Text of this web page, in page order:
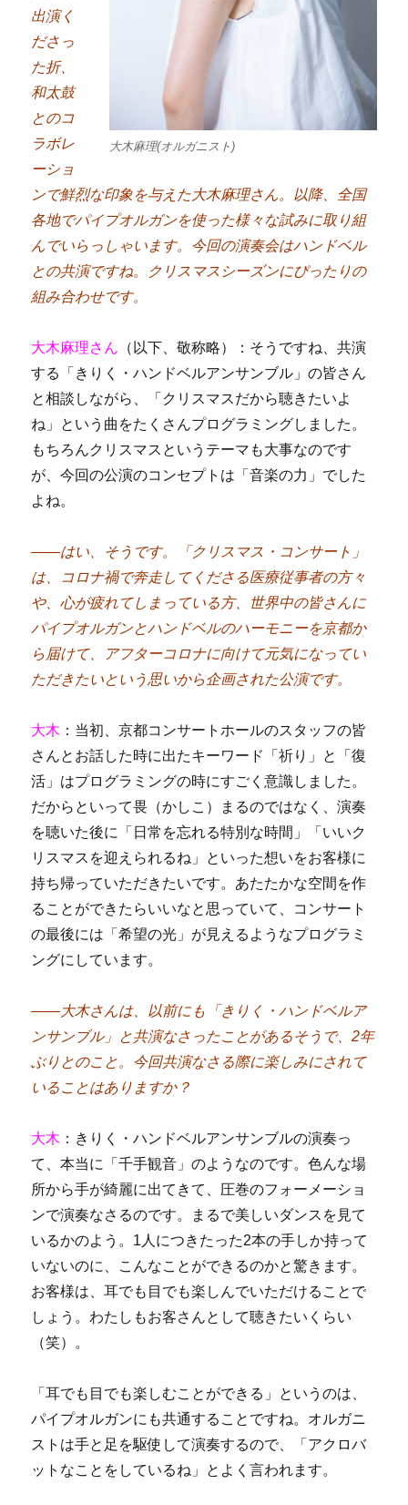
大木麻理(オルガニスト)
出演く
ださっ
た折、
和太鼓
とのコ
ラボレ
ーショ
ンで鮮烈な印象を与えた大木麻理さん。以降、全国
各地でパイプオルガンを使った様々な試みに取り組
んでいらっしゃいます。 今回の演奏会はハンドベル
との共演ですね。クリスマスシーズンにぴったりの
組み合わせです。
大木麻理さん （以下、敬称略）：そうですね、共演
する「きりく・ハンドベルアンサンブル」の皆さん
と相談しながら、「クリスマスだから聴きたいよ
ね」という曲をたくさんプログラミングしました。
もちろんクリスマスというテーマも大事なのです
が、今回の公演のコンセプトは「音楽の力」でした
よね。
――はい、そうです。「クリスマス・コンサート」
は、コロナ禍で奔走してくださる医療従事者の方々
や、心が疲れてしまっている方、世界中の皆さんに
パイプオルガンとハンドベルのハーモニーを京都か
ら届けて、アフターコロナに向けて元気になってい
ただきたいという思いから企画された公演です。
大木 ：当初、京都コンサートホールのスタッフの皆
さんとお話した時に出たキーワード「祈り」と「復
活」はプログラミングの時にすごく意識しました。
だからといって畏（かしこ）まるのではなく、演奏
を聴いた後に「日常を忘れる特別な時間」「いいク
リスマスを迎えられるね」といった想いをお客様に
持ち帰っていただきたいです。あたたかな空間を作
ることができたらいいなと思っていて、コンサート
の最後には「希望の光」が見えるようなプログラミ
ングにしています。
――大木さんは、以前にも「きりく・ハンドベルア
ンサンブル」と共演なさったことがあるそうで、2年
ぶりとのこと。今回共演なさる際に楽しみにされて
いることはありますか？
大木 ：きりく・ハンドベルアンサンブルの演奏っ
て、本当に「千手観音」のようなのです。色んな場
所から手が綺麗に出てきて、圧巻のフォーメーショ
ンで演奏なさるのです。まるで美しいダンスを見て
いるかのよう。1人につきたった2本の手しか持って
いないのに、こんなことができるのかと驚きます。
お客様は、耳でも目でも楽しんでいただけることで
しょう。わたしもお客さんとして聴きたいくらい
（笑）。
「耳でも目でも楽しむことができる」というのは、
パイプオルガンにも共通することですね。オルガニ
ストは手と足を駆使して演奏するので、「アクロバ
ットなことをしているね」とよく言われます。